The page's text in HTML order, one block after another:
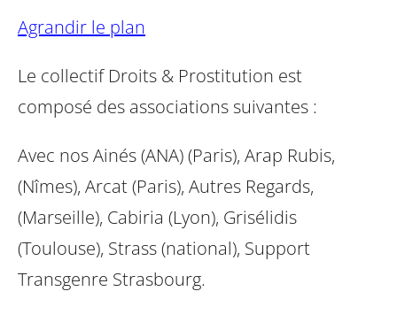
Agrandir le plan
Le collectif Droits & Prostitution est
composé des associations suivantes :
Avec nos Ainés (ANA) (Paris), Arap Rubis,
(Nîmes), Arcat (Paris), Autres Regards,
(Marseille), Cabiria (Lyon), Grisélidis
(Toulouse), Strass (national), Support
Transgenre Strasbourg.